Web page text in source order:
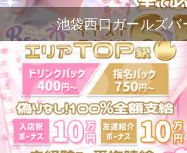
池袋西口ガールズバ